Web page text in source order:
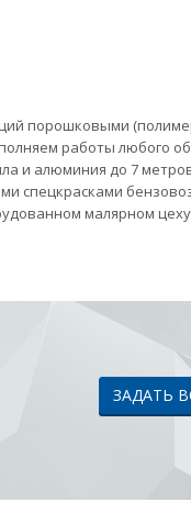
порошковыми
работы любого
и алюминия до 7
спецкрасками
малярном
ЗАДАТЬ